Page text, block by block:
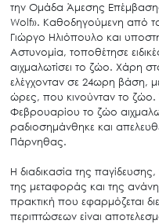
την Ομάδα Άμεσης
Wolf». Καθοδηγούμενη από
Γιώργο Ηλιόπουλο και
Αστυνομία, τοποθέτησε
αιχμαλωτίσει το ζώο. Χάρη
ελέγχονταν σε 24ωρη βάση, με
ώρες, που κινούνταν το ζώο.
Φεβρουαρίου το ζώο
ραδιοσημάνθηκε και
Πάρνηθας.
Η διαδικασία της
της μεταφοράς και της
πρακτική που εφαρμόζεται
περιπτώσεων είναι